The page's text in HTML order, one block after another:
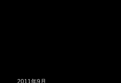
2011年9月